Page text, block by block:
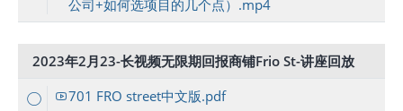
公司+如何选项目的几个点）.mp4
2023年2月23-长视频无限期回报商铺Frio St-讲座回放
701 FRO street中文版.pdf